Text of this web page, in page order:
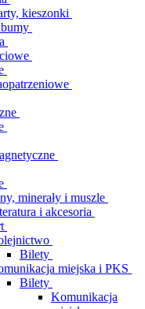
kieszonki
minerały i muszle
i akcesoria
Bilety
miejska i PKS
Bilety
Komunikacja